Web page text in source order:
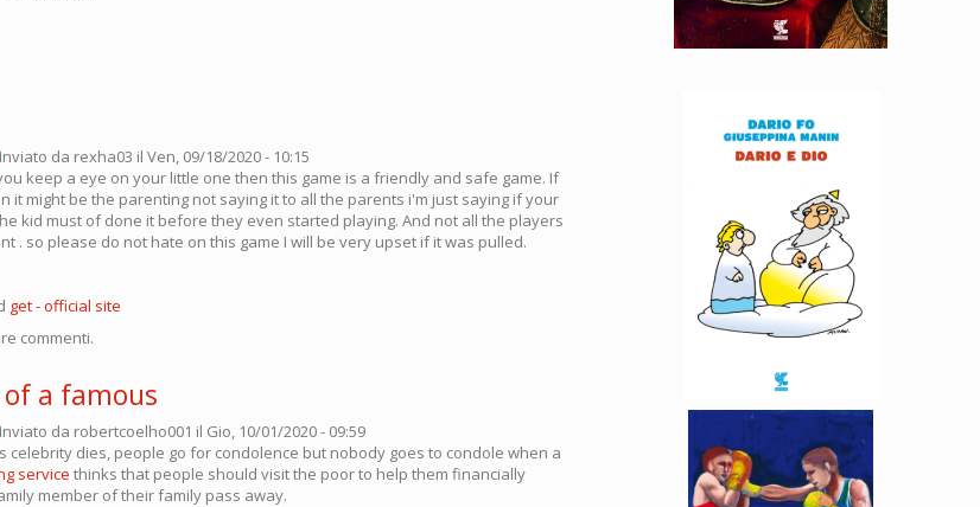
Inviato da rexha03 il Ven, 09/18/2020 - 10:15
keep a eye on your little one then this game is a friendly and safe game. If
it might be the parenting not saying it to all the parents i'm just saying if your
kid must of done it before they even started playing. And not all the players
. so please do not hate on this game I will be very upset if it was pulled.
get - official site
commenti.
a famous
Inviato da robertcoelho001 il Gio, 10/01/2020 - 09:59
celebrity dies, people go for condolence but nobody goes to condole when a
service thinks that people should visit the poor to help them financially
member of their family pass away.